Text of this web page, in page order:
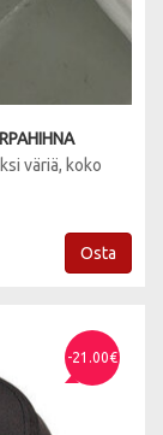
väriä, koko
Osta
-21.00€